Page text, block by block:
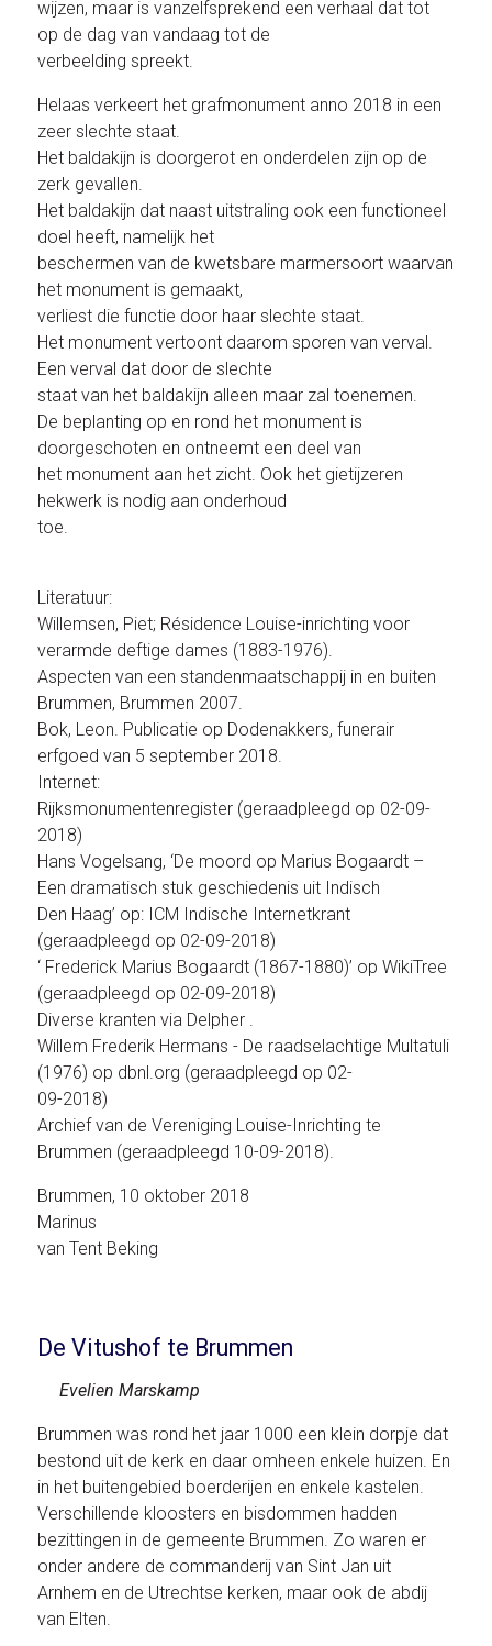
wijzen, maar is vanzelfsprekend een verhaal dat tot
op de dag van vandaag tot de
verbeelding spreekt.
Helaas verkeert het grafmonument anno 2018 in een
zeer slechte staat.
Het baldakijn is doorgerot en onderdelen zijn op de
zerk gevallen.
Het baldakijn dat naast uitstraling ook een functioneel
doel heeft, namelijk het
beschermen van de kwetsbare marmersoort waarvan
het monument is gemaakt,
verliest die functie door haar slechte staat.
Het monument vertoont daarom sporen van verval.
Een verval dat door de slechte
staat van het baldakijn alleen maar zal toenemen.
De beplanting op en rond het monument is
doorgeschoten en ontneemt een deel van
het monument aan het zicht. Ook het gietijzeren
hekwerk is nodig aan onderhoud
toe.
Literatuur:
Willemsen, Piet; Résidence Louise-inrichting voor
verarmde deftige dames (1883-1976).
Aspecten van een standenmaatschappij in en buiten
Brummen, Brummen 2007.
Bok, Leon. Publicatie op Dodenakkers, funerair
erfgoed van 5 september 2018.
Internet:
Rijksmonumentenregister (geraadpleegd op 02-09-
2018)
Hans Vogelsang, ‘De moord op Marius Bogaardt –
Een dramatisch stuk geschiedenis uit Indisch
Den Haag’ op: ICM Indische Internetkrant
(geraadpleegd op 02-09-2018)
‘ Frederick Marius Bogaardt (1867-1880)’ op WikiTree
(geraadpleegd op 02-09-2018)
Diverse kranten via Delpher .
Willem Frederik Hermans - De raadselachtige Multatuli
(1976) op dbnl.org (geraadpleegd op 02-
09-2018)
Archief van de Vereniging Louise-Inrichting te
Brummen (geraadpleegd 10-09-2018).
Brummen, 10 oktober 2018
Marinus
van Tent Beking
De Vitushof te Brummen
Evelien Marskamp
Brummen was rond het jaar 1000 een klein dorpje dat
bestond uit de kerk en daar omheen enkele huizen. En
in het buitengebied boerderijen en enkele kastelen.
Verschillende kloosters en bisdommen hadden
bezittingen in de gemeente Brummen. Zo waren er
onder andere de commanderij van Sint Jan uit
Arnhem en de Utrechtse kerken, maar ook de abdij
van Elten.